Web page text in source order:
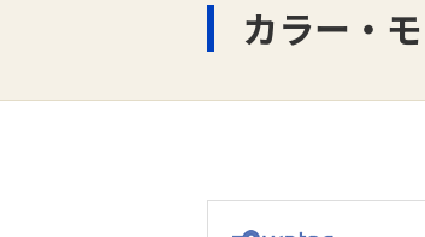
カラー・